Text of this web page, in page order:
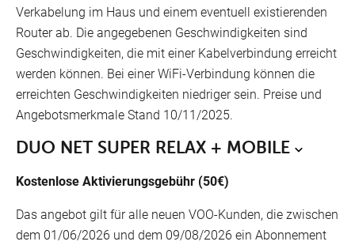
Verkabelung im Haus und einem eventuell existierenden
Router ab. Die angegebenen Geschwindigkeiten sind
Geschwindigkeiten, die mit einer Kabelverbindung erreicht
werden können. Bei einer WiFi-Verbindung können die
erreichten Geschwindigkeiten niedriger sein. Preise und
Angebotsmerkmale Stand 10/11/2025.
DUO NET SUPER RELAX + MOBILE
Kostenlose Aktivierungsgebühr (50€)
Das angebot gilt für alle neuen VOO-Kunden, die zwischen
dem 01/06/2026 und dem 09/08/2026 ein Abonnement